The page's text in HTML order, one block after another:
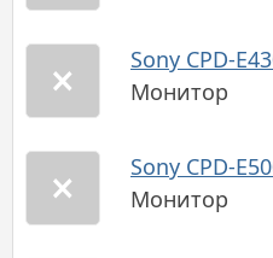
Sony CPD-
Монитор
Sony CPD-
Монитор